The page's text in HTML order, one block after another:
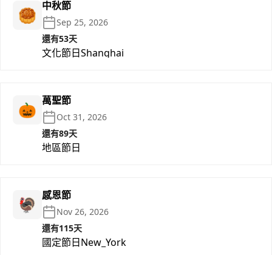
🥮 中秋節
Sep 25, 2026
還有53天
文化節日Shanghai
🎃 萬聖節
Oct 31, 2026
還有89天
地區節日
🦃 感恩節
Nov 26, 2026
還有115天
國定節日New_York